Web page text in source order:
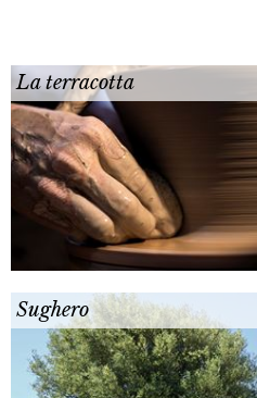
La terracotta
Sughero